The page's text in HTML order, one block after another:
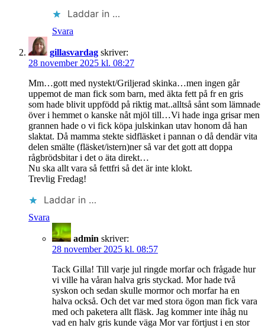
Laddar in …
Svara
gillasvardag skriver:
28 november 2025 kl. 08:27
Mm…gott med nystekt/Griljerad skinka…men ingen går
uppemot de man fick som barn, med äkta fett på fr en gris
som hade blivit uppfödd på riktig mat..alltså sånt som lämnade
över i hemmet o kanske nåt mjöl till…Vi hade inga grisar men
grannen hade o vi fick köpa julskinkan utav honom då han
slaktat. Då mamma stekte sidfläsket i pannan o då dendär vita
delen smälte (fläsket/istern)ner så var det gott att doppa
rågbrödsbitar i det o äta direkt…
Nu ska allt vara så fettfri så det är inte klokt.
Trevlig Fredag!
Laddar in …
Svara
admin skriver:
28 november 2025 kl. 08:57
Tack Gilla! Till varje jul ringde morfar och frågade hur
vi ville ha våran halva gris styckad. Mor hade två
syskon och sedan skulle mormor och morfar ha en
halva också. Och det var med stora ögon man fick vara
med och paketera allt fläsk. Jag kommer inte ihåg nu
vad en halv gris kunde väga Mor var förtjust i en stor